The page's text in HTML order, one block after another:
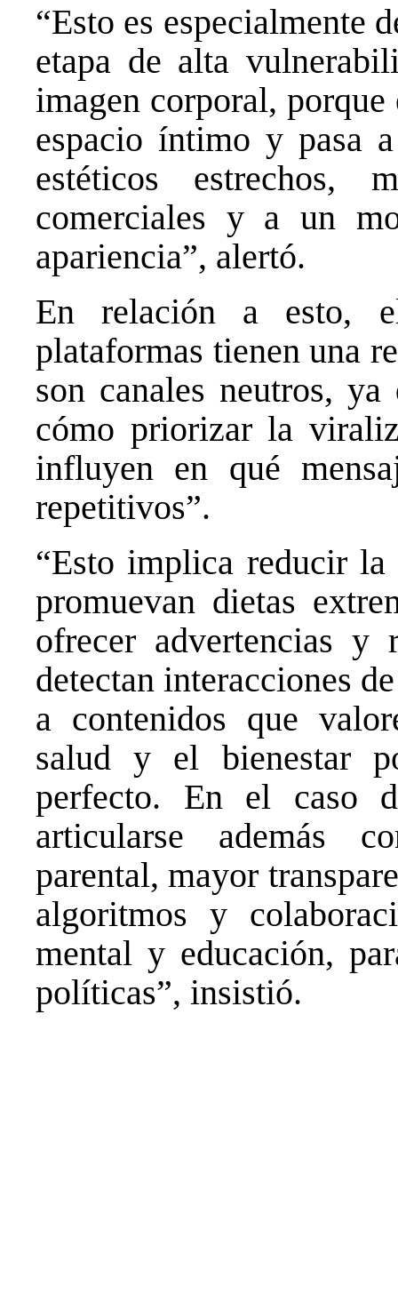
“Esto es especialmente
etapa de alta
imagen corporal,
espacio íntimo y pasa
estéticos estrechos,
comerciales y a un
apariencia”, alertó.
En relación a esto,
plataformas tienen una
son canales neutros,
cómo priorizar la
influyen en qué
repetitivos”.
“Esto implica reducir
promuevan dietas
ofrecer advertencias y
detectan interacciones
a contenidos que
salud y el bienestar
perfecto. En el caso
articularse además
parental, mayor
algoritmos y
mental y educación,
políticas”, insistió.